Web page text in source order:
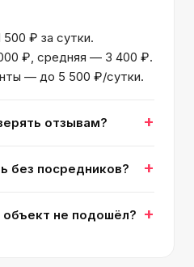
₽ за сутки.
₽, средняя — 3 400 ₽.
— до 5 500 ₽/сутки.
отзывам? +
без посредников? +
объект не подошёл? +